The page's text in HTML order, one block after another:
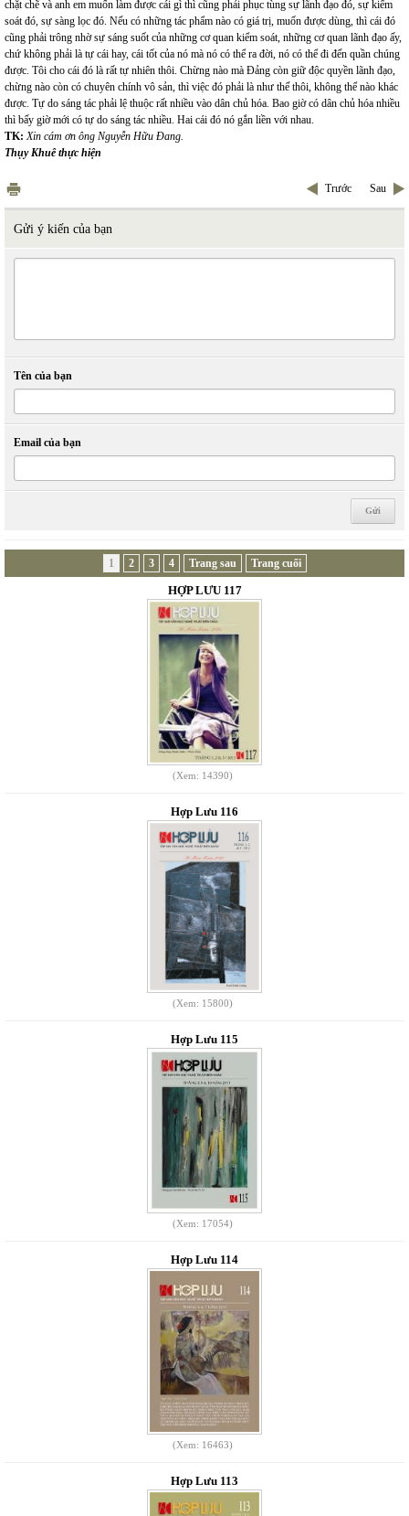
chặt chẽ và anh em muốn làm được cái gì thì cũng phải phục tùng sự lãnh đạo đó, sự kiểm
soát đó, sự sàng lọc đó. Nếu có những tác phẩm nào có giá trị, muốn được dùng, thì cái đó
cũng phải trông nhờ sự sáng suốt của những cơ quan kiểm soát, những cơ quan lãnh đạo ấy,
chứ không phải là tự cái hay, cái tốt của nó mà nó có thể ra đời, nó có thể đi đến quần chúng
được. Tôi cho cái đó là rất tự nhiên thôi. Chừng nào mà Đảng còn giữ độc quyền lãnh đạo,
chừng nào còn có chuyên chính vô sản, thì việc đó phải là như thế thôi, không thể nào khác
được. Tự do sáng tác phải lệ thuộc rất nhiều vào dân chủ hóa. Bao giờ có dân chủ hóa nhiều
thì bấy giờ mới có tự do sáng tác nhiều. Hai cái đó nó gắn liền với nhau.
TK: Xin cám ơn ông Nguyễn Hữu Đang.
Thụy Khuê thực hiện
Trước Sau
Gửi ý kiến của bạn
Tên của bạn
Email của bạn
1 2 3 4 Trang sau Trang cuối
HỢP LƯU 117
(Xem: 14390)
Hợp Lưu 116
(Xem: 15800)
Hợp Lưu 115
(Xem: 17054)
Hợp Lưu 114
(Xem: 16463)
Hợp Lưu 113